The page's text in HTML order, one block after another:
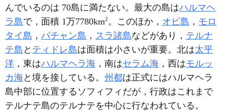
んでいるのは 70島に満たない。最大の島はハルマヘ
ラ島で，面積 1万7780km2。このほか， オビ島 ， モロ
タイ島 ， バチャン島 ， スラ諸島などがあり， テルナ
テ島 と ティドレ島は面積は小さいが重要。北は太平
洋 ，東はハルマヘラ海 ，南はセラム海 ，西はモルッ
カ海と境を接している。 州都は正式にはハルマヘラ
島中部に位置するソフィフィだが，行政はこれまで
テルナテ島のテルナテを中心に行なわれている。